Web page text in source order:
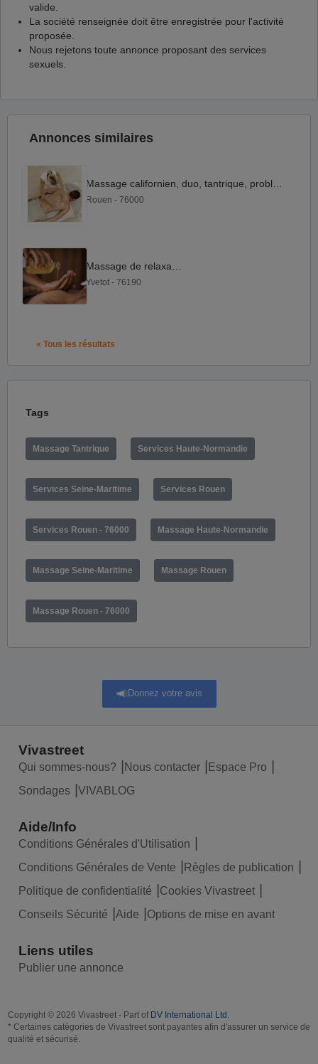
valide.
La société renseignée doit être enregistrée pour l'activité
proposée.
Nous rejetons toute annonce proposant des services
sexuels.
Annonces similaires
Rouen - 76000
Yvetot - 76190
« Tous les résultats
Tags
Massage Tantrique Services Haute-Normandie
Services Seine-Maritime Services Rouen
Services Rouen - 76000 Massage Haute-Normandie
Massage Seine-Maritime Massage Rouen
Massage Rouen - 76000
Donnez votre avis
Vivastreet
Qui sommes-nous? Nous contacter
Espace Pro
Sondages
VIVABLOG
Aide/Info
Conditions Générales d'Utilisation
Conditions Générales de Vente
Règles de publication
Politique de confidentialité
Cookies Vivastreet
Conseils Sécurité
Aide Options de mise en avant
Liens utiles
Publier une annonce
Copyright © 2026 Vivastreet - Part of DV International Ltd .
* Certaines catégories de Vivastreet sont payantes afin d'assurer un service de
qualité et sécurisé.